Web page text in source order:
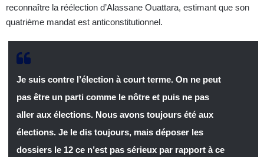
reconnaître la réélection d’Alassane Ouattara, estimant que son
quatrième mandat est anticonstitutionnel.
Je suis contre l’élection à court terme. On ne peut
pas être un parti comme le nôtre et puis ne pas
aller aux élections. Nous avons toujours été aux
élections. Je le dis toujours, mais déposer les
dossiers le 12 ce n’est pas sérieux par rapport à ce